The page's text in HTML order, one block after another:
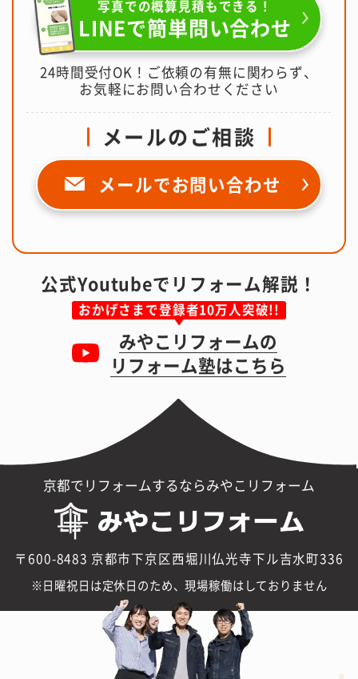
写真での概算見積もできる！
LINEで簡単問い合わせ
24時間受付OK！ご依頼の有無に関わらず、
お気軽にお問い合わせください
メールのご相談
メールでお問い合わせ
公式Youtubeでリフォーム解説！
おかげさまで登録者10万人突破!!
みやこリフォームの
リフォーム塾はこちら
京都でリフォームするならみやこリフォーム
〒600-8483 京都市下京区西堀川仏光寺下ル吉水町336
日曜祝日は定休日のため、現場稼働はしておりません